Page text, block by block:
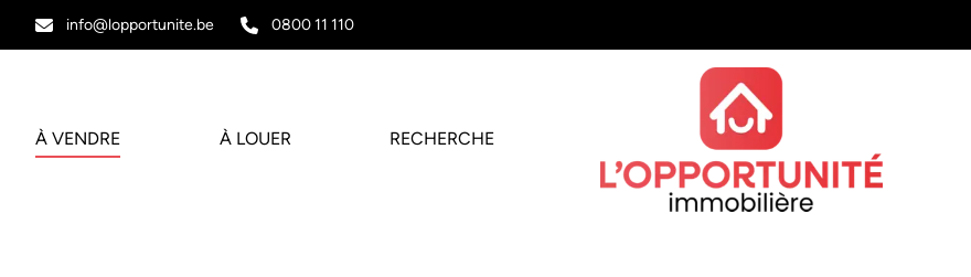
info@lopportunite.be 0800 11 110
À VENDRE À LOUER RECHERCHE